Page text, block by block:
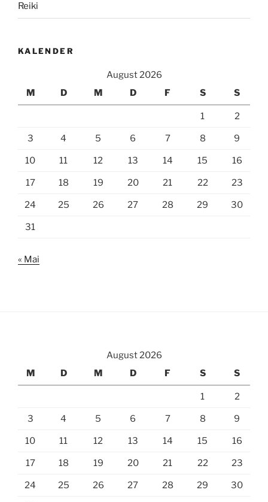
Reiki
KALENDER
August 2026
M
D M D F S S
1 2
3 4 5 6 7 8 9
10 11 12 13 14 15 16
17 18 19 20 21 22 23
24 25 26 27 28 29 30
31
« Mai
August 2026
M
D M D F S S
1 2
3 4 5 6 7 8 9
10 11 12 13 14 15 16
17 18 19 20 21 22 23
24 25 26 27 28 29 30